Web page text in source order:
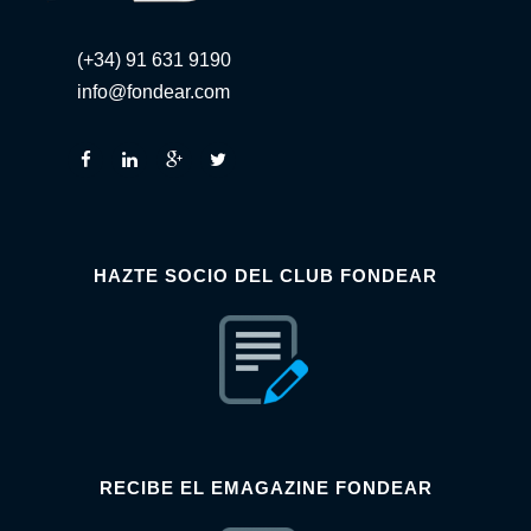
(+34) 91 631 9190
info@fondear.com
HAZTE SOCIO DEL CLUB FONDEAR
RECIBE EL EMAGAZINE FONDEAR